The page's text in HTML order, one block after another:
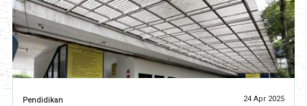
Pendidikan 24 Apr 2025